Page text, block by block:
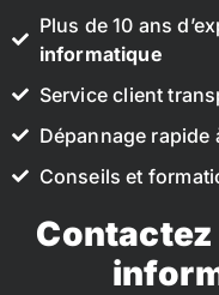
Plus de 10 ans
informatique
Service client
Dépannage
Conseils et